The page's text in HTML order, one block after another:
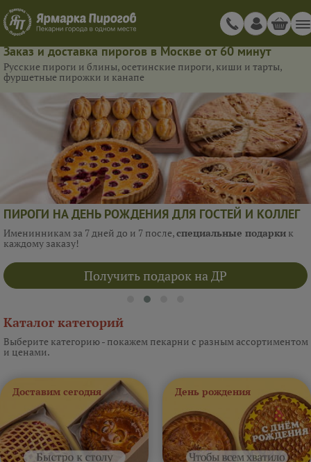
Заказ и доставка пирогов в Москве от 60 минут
Русские пироги и блины, осетинские пироги, киши и тарты,
фуршетные пирожки и канапе
ПИРОГИ НА ДЕНЬ РОЖДЕНИЯ ДЛЯ ГОСТЕЙ И КОЛЛЕГ
Именинникам за 7 дней до и 7 после,специальные подарки к
каждому заказу!
Получить подарок на ДР
Каталог категорий
Выберите категорию - покажем пекарни с разным ассортиментом
и ценами.
Доставим сегодня День рождения